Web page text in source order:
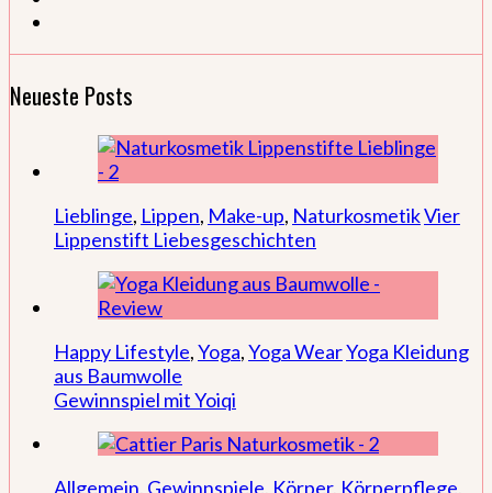
Neueste Posts
Lieblinge, Lippen, Make-up, NaturkosmetikVier
Lippenstift Liebesgeschichten
Happy Lifestyle,Yoga,Yoga WearYoga Kleidung
aus Baumwolle
Gewinnspiel mit Yoiqi
Allgemein, Gewinnspiele, Körper, Körperpflege,